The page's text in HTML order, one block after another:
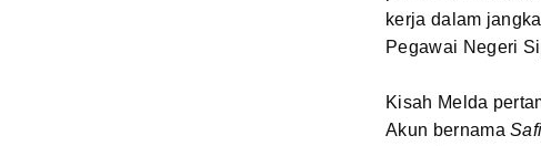
kerja dalam
Pegawai Negeri
Kisah Melda
Akun bernama